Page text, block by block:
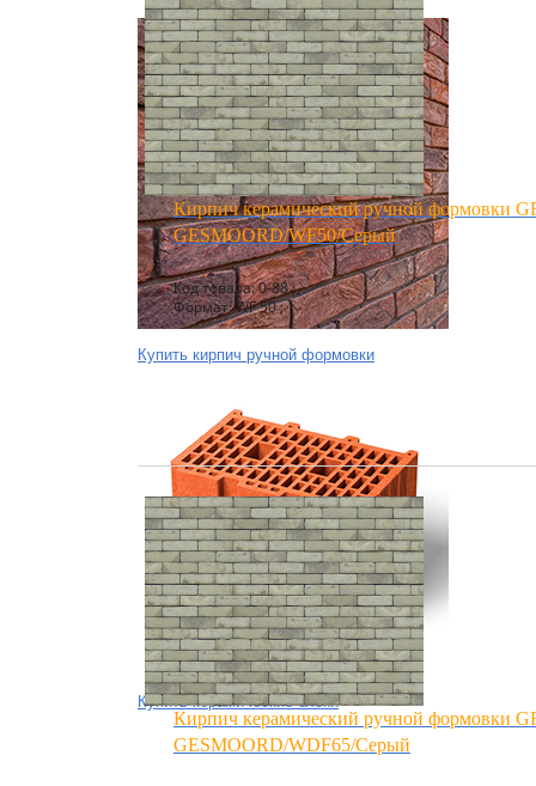
Купить кирпич ручной формовки
Купить керамические блоки
Кирпич керамический ручной формовки
GESMOORD/WF50/Серый
Код товара: 0-88 ;
Формат: WF 50 ;
Кирпич керамический ручной формовки
GESMOORD/WDF65/Серый